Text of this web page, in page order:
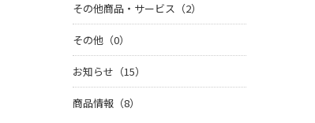
その他商品・サービス（2）
その他（0）
お知らせ（15）
商品情報（8）